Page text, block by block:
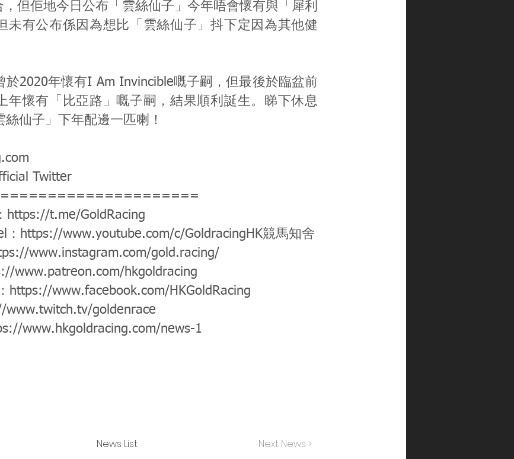
，但佢地今日公布「雲絲仙子」今年唔會懷有與「犀利
未有公布係因為想比「雲絲仙子」抖下定因為其他健
於2020年懷有I Am Invincible嘅子嗣，但最後於臨盆前
年懷有「比亞路」嘅子嗣，結果順利誕生。睇下休息
仙子」下年配邊一匹喇！
Twitter
https://t.me/GoldRacing
： https://www.youtube.com/c/GoldracingHK競馬知舍
www.instagram.com/gold.racing/
www.patreon.com/hkgoldracing
https://www.facebook.com/HKGoldRacing
www.twitch.tv/goldenrace
www.hkgoldracing.com/news-1
News List Next News >